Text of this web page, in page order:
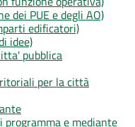
dei PUE e degli AO)
edificatori)
idee)
pubblica
per la città
e mediante